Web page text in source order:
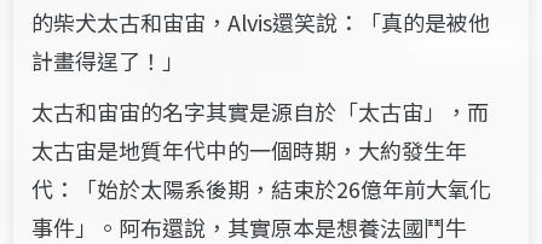
的柴犬太古和宙宙，Alvis還笑說：「真的是被他
計畫得逞了！」
太古和宙宙的名字其實是源自於「太古宙」，而
太古宙是地質年代中的一個時期，大約發生年
代：「始於太陽系後期，結束於26億年前大氧化
事件」
。 阿布還說，其實原本是想養法國鬥牛